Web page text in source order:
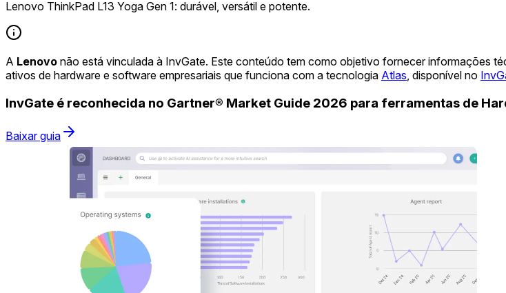
Lenovo ThinkPad L13 Yoga Gen 1: durável, versátil e potente.
A Lenovo não está vinculada à InvGate. Este conteúdo tem como objetivo fornecer informações
ativos de hardware e software empresariais que funciona com a tecnologia Atlas , disponível no
InvGate é reconhecida no Gartner® Market Guide 2026 para ferramentas de
Baixar guia